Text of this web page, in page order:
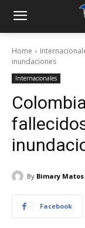
Home
inundaciones
Internacionales
By Bimary Matos
Facebook